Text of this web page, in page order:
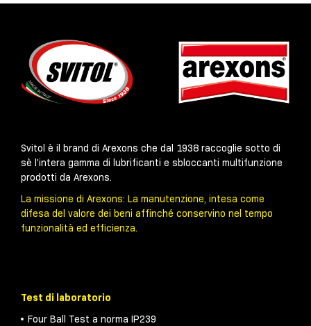
Svitol è il brand di Arexons che dal 1938 raccoglie sotto di
sè l’intera gamma di lubrificanti e sbloccanti multifunzione
prodotti da Arexons.
La missione di Arexons: La manutenzione, intesa come
difesa del valore dei beni affinché conservino nel tempo
funzionalità ed efficienza.
Test di laboratorio
Four Ball Test a norma IP239